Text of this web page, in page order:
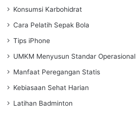
Konsumsi Karbohidrat
Cara Pelatih Sepak Bola
Tips iPhone
UMKM Menyusun Standar Operasional
Manfaat Peregangan Statis
Kebiasaan Sehat Harian
Latihan Badminton